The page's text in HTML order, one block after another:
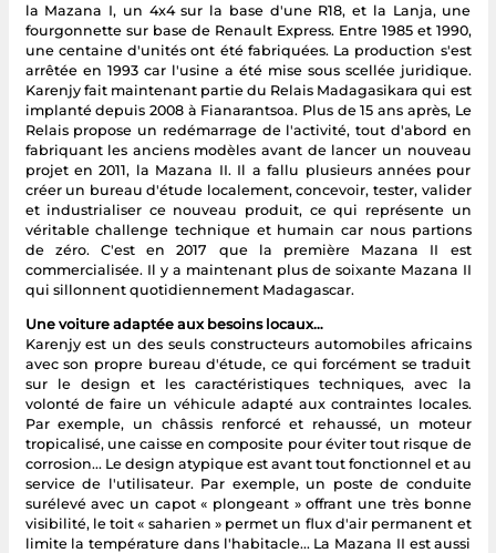
la Mazana I, un 4x4 sur la base d'une R18, et la Lanja, une
fourgonnette sur base de Renault Express. Entre 1985 et 1990,
une centaine d'unités ont été fabriquées. La production s'est
arrêtée en 1993 car l'usine a été mise sous scellée juridique.
Karenjy fait maintenant partie du Relais Madagasikara qui est
implanté depuis 2008 à Fianarantsoa. Plus de 15 ans après, Le
Relais propose un redémarrage de l'activité, tout d'abord en
fabriquant les anciens modèles avant de lancer un nouveau
projet en 2011, la Mazana II. Il a fallu plusieurs années pour
créer un bureau d'étude localement, concevoir, tester, valider
et industrialiser ce nouveau produit, ce qui représente un
véritable challenge technique et humain car nous partions
de zéro. C'est en 2017 que la première Mazana II est
commercialisée. Il y a maintenant plus de soixante Mazana II
qui sillonnent quotidiennement Madagascar.
Une voiture adaptée aux besoins locaux…
Karenjy est un des seuls constructeurs automobiles africains
avec son propre bureau d'étude, ce qui forcément se traduit
sur le design et les caractéristiques techniques, avec la
volonté de faire un véhicule adapté aux contraintes locales.
Par exemple, un châssis renforcé et rehaussé, un moteur
tropicalisé, une caisse en composite pour éviter tout risque de
corrosion... Le design atypique est avant tout fonctionnel et au
service de l'utilisateur. Par exemple, un poste de conduite
surélevé avec un capot « plongeant » offrant une très bonne
visibilité, le toit « saharien » permet un flux d'air permanent et
limite la température dans l'habitacle... La Mazana II est aussi